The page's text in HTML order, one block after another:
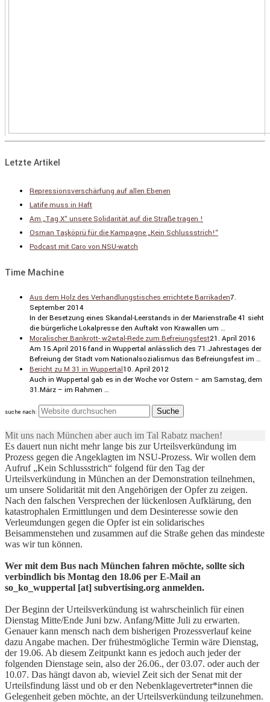
Letzte Artikel
Repressionsverschärfung auf allen Ebenen
Latife muss in Haft
Am „Tag X“ unsere Solidarität auf die Straße tragen !
Osman Taşköprü für die Kampagne „Kein Schlussstrich!“
Podcast mit Caro von NSU-watch
Time Machine
Aus dem Holz des Verhandlungstisches errichtete Barrikaden7.
September 2014
In der Beset­zung eines Skandal-Leerstands in der Marien­straße 41 sieht
die bürger­liche Lokal­presse den Auftakt von Krawallen um …
Moralischer Bankrott- w2wtal-Rede zum Befreiungsfest21. April 2016
Am 15.April 2016 fand in Wuppertal anläss­lich des 71.Jahrestages der
Befreiung der Stadt vom Natio­nal­so­zia­lismus das Befrei­ungs­fest im …
Bericht zu M 31 in Wuppertal10. April 2012
Auch in Wuppertal gab es in der Woche vor Ostern – am Samstag, dem
31.März – im Rahmen …
suche nach:
Mit uns nach München aber auch im Tal Rabatz machen!
Es dauert nun nicht mehr lange bis zur Urteilsverkündung im
Prozess gegen die Angeklagten im NSU-Prozess. Wir wollen dem
Aufruf „Kein Schlussstrich“ folgend für den Tag der
Urteilsverkündung in München an der Demonstration teilnehmen,
um unsere Solidarität mit den Angehörigen der Opfer zu zeigen.
Nach den falschen Versprechen der lückenlosen Aufklärung, den
katastrophalen Ermittlungen und dem Desinteresse sowie den
Verleumdungen gegen die Opfer ist ein solidarisches
Beisammenstehen und zusammen auf die Straße gehen das mindeste
was wir tun können.
Wer mit dem Bus nach München fahren möchte, sollte sich
verbindlich bis Montag den 18.06 per E-Mail an
so_ko_wuppertal [at] subvertising.org anmelden.
Der Beginn der Urteilsverkündung ist wahrscheinlich für einen
Dienstag Mitte/Ende Juni bzw. Anfang/Mitte Juli zu erwarten.
Genauer kann mensch nach dem bisherigen Prozessverlauf keine
dazu Angabe machen. Der frühestmögliche Termin wäre Dienstag,
der 19.06. Ab diesem Zeitpunkt kann es jedoch auch jeder der
folgenden Dienstage sein, also der 26.06., der 03.07. oder auch der
10.07. Das hängt davon ab, wieviel Zeit sich der Senat mit der
Urteilsfindung lässt und ob er den Nebenklagevertreter*innen die
Gelegenheit geben möchte, an der Urteilsverkündung teilzunehmen.